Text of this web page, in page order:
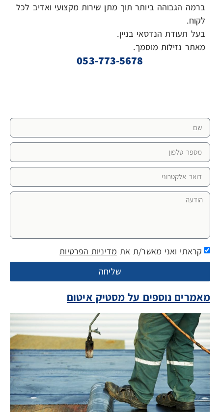
ברמה הגבוהה ביותר תוך מתן שירות מקצועי ואדיב לכל
לקוח.
בעל תעודת הנדסאי בניין.
מאתר נזילות מוסמך.
053-773-5678
קראתי ואני מאשר/ת את מדיניות הפרטיות
שליחה
מאמרים נוספים על מסטיק איטום